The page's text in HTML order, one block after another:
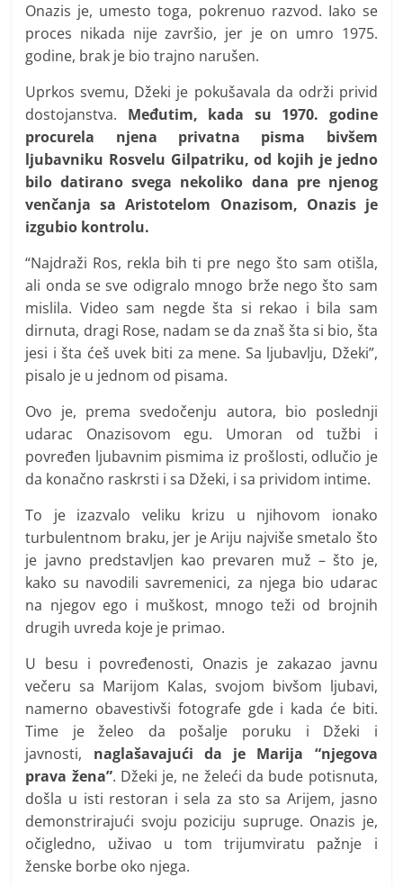
Onazis je, umesto toga, pokrenuo razvod. Iako se
proces nikada nije završio, jer je on umro 1975.
godine, brak je bio trajno narušen.
Uprkos svemu, Džeki je pokušavala da održi privid
dostojanstva. Međutim, kada su 1970. godine
procurela njena privatna pisma bivšem
ljubavniku Rosvelu Gilpatriku, od kojih je jedno
bilo datirano svega nekoliko dana pre njenog
venčanja sa Aristotelom Onazisom, Onazis je
izgubio kontrolu.
“Najdraži Ros, rekla bih ti pre nego što sam otišla,
ali onda se sve odigralo mnogo brže nego što sam
mislila. Video sam negde šta si rekao i bila sam
dirnuta, dragi Rose, nadam se da znaš šta si bio, šta
jesi i šta ćeš uvek biti za mene. Sa ljubavlju, Džeki”,
pisalo je u jednom od pisama.
Ovo je, prema svedočenju autora, bio poslednji
udarac Onazisovom egu. Umoran od tužbi i
povređen ljubavnim pismima iz prošlosti, odlučio je
da konačno raskrsti i sa Džeki, i sa prividom intime.
To je izazvalo veliku krizu u njihovom ionako
turbulentnom braku, jer je Ariju najviše smetalo što
je javno predstavljen kao prevaren muž – što je,
kako su navodili savremenici, za njega bio udarac
na njegov ego i muškost, mnogo teži od brojnih
drugih uvreda koje je primao.
U besu i povređenosti, Onazis je zakazao javnu
večeru sa Marijom Kalas, svojom bivšom ljubavi,
namerno obavestivši fotografe gde i kada će biti.
Time je želeo da pošalje poruku i Džeki i
javnosti, naglašavajući da je Marija “njegova
prava žena”. Džeki je, ne želeći da bude potisnuta,
došla u isti restoran i sela za sto sa Arijem, jasno
demonstrirajući svoju poziciju supruge. Onazis je,
očigledno, uživao u tom trijumviratu pažnje i
ženske borbe oko njega.